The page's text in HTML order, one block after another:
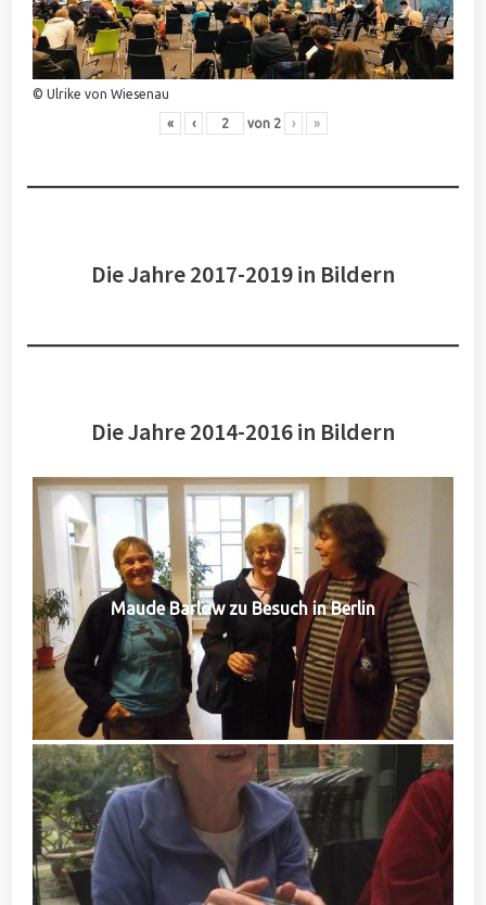
© Ulrike von Wiesenau
« ‹ von 2 › »
Die Jahre 2017-2019 in Bildern
Die Jahre 2014-2016 in Bildern
Maude Barlow zu Besuch in Berlin